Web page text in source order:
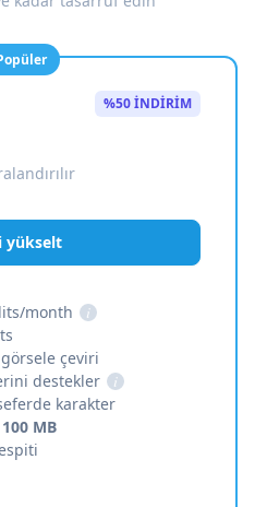
%50 İNDİRİM
yükselt
month
i
çeviri
destekler
i
karakter
100 MB